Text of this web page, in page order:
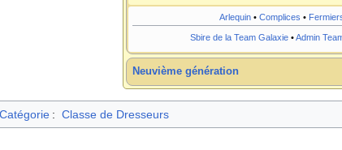
Arlequin • Complices •
Sbire de la Team Galaxie•Admin
Neuvième génération
Catégorie : Classe de Dresseurs